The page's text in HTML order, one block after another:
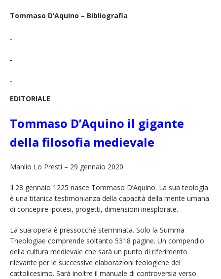
Tommaso D’Aquino – Bibliografia
EDITORIALE
Tommaso D’Aquino il gigante
della filosofia medievale
Manlio Lo Presti – 29 gennaio 2020
Il 28 gennaio 1225 nasce Tommaso D’Aquino. La sua teologia
è una titanica testimonianza della capacità della mente umana
di concepire ipotesi, progetti, dimensioni inesplorate.
La sua opera è pressocché sterminata. Solo la Summa
Theologiae comprende soltanto 5318 pagine. Un compendio
della cultura medievale che sarà un punto di riferimento
rilevante per le successive elaborazioni teologiche del
cattolicesimo. Sarà inoltre il manuale di controversia verso